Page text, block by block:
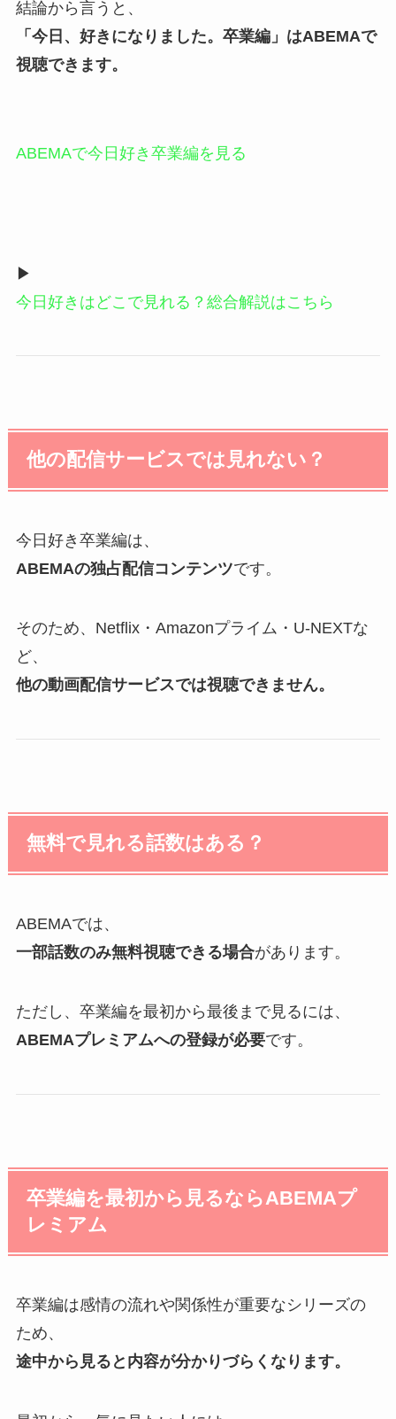
結論から言うと、
「今日、好きになりました。卒業編」はABEMAで
視聴できます。
ABEMAで今日好き卒業編を見る
▶
今日好きはどこで見れる？総合解説はこちら
他の配信サービスでは見れない？
今日好き卒業編は、
ABEMAの独占配信コンテンツです。
そのため、Netflix・Amazonプライム・U-NEXTな
ど、
他の動画配信サービスでは視聴できません。
無料で見れる話数はある？
ABEMAでは、
一部話数のみ無料視聴できる場合があります。
ただし、卒業編を最初から最後まで見るには、
ABEMAプレミアムへの登録が必要です。
卒業編を最初から見るならABEMAプ
レミアム
卒業編は感情の流れや関係性が重要なシリーズの
ため、
途中から見ると内容が分かりづらくなります。